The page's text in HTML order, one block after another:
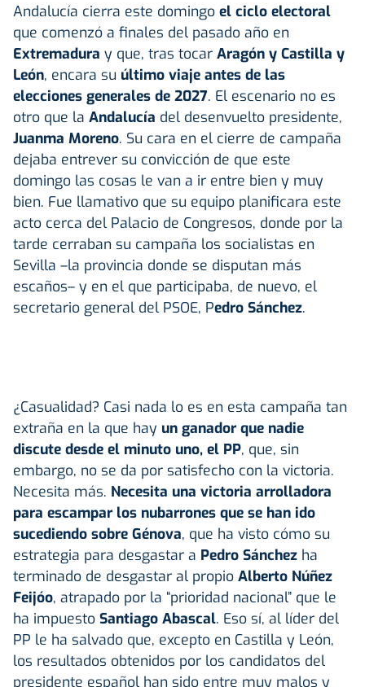
Andalucía cierra este domingo el ciclo electoral
que comenzó a finales del pasado año en
Extremadura y que, tras tocar Aragón y Castilla y
León, encara su último viaje antes de las
elecciones generales de 2027. El escenario no es
otro que la Andalucía del desenvuelto presidente,
Juanma Moreno. Su cara en el cierre de campaña
dejaba entrever su convicción de que este
domingo las cosas le van a ir entre bien y muy
bien. Fue llamativo que su equipo planificara este
acto cerca del Palacio de Congresos, donde por la
tarde cerraban su campaña los socialistas en
Sevilla –la provincia donde se disputan más
escaños– y en el que participaba, de nuevo, el
secretario general del PSOE, Pedro Sánchez.
¿Casualidad? Casi nada lo es en esta campaña tan
extraña en la que hay un ganador que nadie
discute desde el minuto uno, el PP, que, sin
embargo, no se da por satisfecho con la victoria.
Necesita más. Necesita una victoria arrolladora
para escampar los nubarrones que se han ido
sucediendo sobre Génova, que ha visto cómo su
estrategia para desgastar a Pedro Sánchez ha
terminado de desgastar al propio Alberto Núñez
Feijóo, atrapado por la “prioridad nacional” que le
ha impuesto Santiago Abascal. Eso sí, al líder del
PP le ha salvado que, excepto en Castilla y León,
los resultados obtenidos por los candidatos del
presidente español han sido entre muy malos y